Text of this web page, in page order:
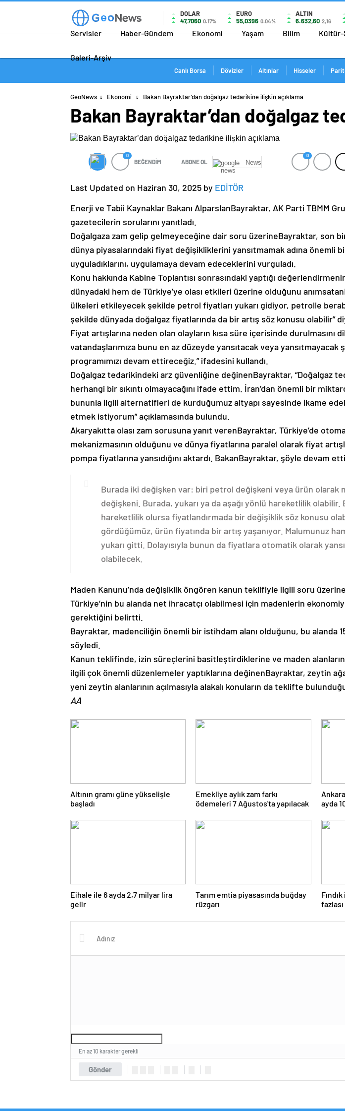
DOLAR
47,7060 0.17%
EURO
55,0396 0.04%
ALTIN
6.632,60 2,16
Servisler Haber-Gündem Ekonomi Yaşam Bilim Kültür-
Galeri-Arşiv
Canlı Borsa Dövizler Altınlar Hisseler
GeoNews Ekonomi Bakan Bayraktar’dan doğalgaz tedarikine ilişkin açıklama
Bakan Bayraktar’dan doğalgaz
0
BEĞENDİM ABONE OL News
0
Last Updated on Haziran 30, 2025 by EDİTÖR
Enerji ve Tabii Kaynaklar Bakanı AlparslanBayraktar, AK Parti TBMM
gazetecilerin sorularını yanıtladı.
Doğalgaza zam gelip gelmeyeceğine dair soru üzerineBayraktar, son
dünya piyasalarındaki fiyat değişikliklerini yansıtmamak adına önemli
uyguladıklarını, uygulamaya devam edeceklerini vurguladı.
Konu hakkında Kabine Toplantısı sonrasındaki yaptığı
dünyadaki hem de Türkiye’ye olası etkileri üzerine olduğunu
ülkeleri etkileyecek şekilde petrol fiyatları yukarı gidiyor, petrolle
şekilde dünyada doğalgaz fiyatlarında da bir artış söz konusu olabilir”
Fiyat artışlarına neden olan olayların kısa süre içerisinde durulmasını
vatandaşlarımıza bunu en az düzeyde yansıtacak veya
programımızı devam ettireceğiz.” ifadesini kullandı.
Doğalgaz tedarikindeki arz güvenliğine değinenBayraktar, “Doğalgaz
herhangi bir sıkıntı olmayacağını ifade ettim. İran’dan önemli bir
bununla ilgili alternatifleri de kurduğumuz altyapı sayesinde ikame
etmek istiyorum” açıklamasında bulundu.
Akaryakıtta olası zam sorusuna yanıt verenBayraktar, Türkiye’de
mekanizmasının olduğunu ve dünya fiyatlarına paralel olarak fiyat
pompa fiyatlarına yansıdığını aktardı. BakanBayraktar, şöyle devam
Burada iki değişken var: biri petrol değişkeni veya ürün olarak
değişkeni. Burada, yukarı ya da aşağı yönlü hareketlilik
hareketlilik olursa fiyatlandırmada bir değişiklik söz konusu
gördüğümüz, ürün fiyatında bir artış yaşanıyor. Malumunuz
yukarı gitti. Dolayısıyla bunun da fiyatlara otomatik olarak
olabilecek.
Maden Kanunu’nda değişiklik öngören kanun teklifiyle ilgili soru
Türkiye’nin bu alanda net ihracatçı olabilmesi için madenlerin
gerektiğini belirtti.
Bayraktar, madenciliğin önemli bir istihdam alanı olduğunu, bu alanda
söyledi.
Kanun teklifinde, izin süreçlerini basitleştirdiklerine ve maden
ilgili çok önemli düzenlemeler yaptıklarına değinenBayraktar, zeytin
yeni zeytin alanlarının açılmasıyla alakalı konuların da teklifte
AA
Altının gramı güne yükselişle
başladı
Emekliye aylık zam farkı
ödemeleri 7 Ağustos'ta yapılacak
ayda
Eihale ile 6 ayda 2,7 milyar lira
gelir
Tarım emtia piyasasında buğday
rüzgarı
Gönder
En az 10 karakter gerekli